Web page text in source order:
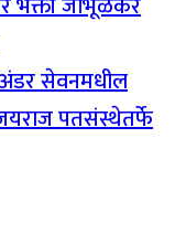
सेवनमधील
पतसंस्थेतर्फे